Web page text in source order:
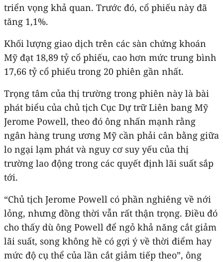
triển vọng khả quan. Trước đó, cổ phiếu này đã
tăng 1,1%.
Khối lượng giao dịch trên các sàn chứng khoán
Mỹ đạt 18,89 tỷ cổ phiếu, cao hơn mức trung bình
17,66 tỷ cổ phiếu trong 20 phiên gần nhất.
Trọng tâm của thị trường trong phiên này là bài
phát biểu của chủ tịch Cục Dự trữ Liên bang Mỹ
Jerome Powell, theo đó ông nhấn mạnh rằng
ngân hàng trung ương Mỹ cần phải cân bằng giữa
lo ngại lạm phát và nguy cơ suy yếu của thị
trường lao động trong các quyết định lãi suất sắp
tới.
“Chủ tịch Jerome Powell có phần nghiêng về nới
lỏng, nhưng đồng thời vẫn rất thận trọng. Điều đó
cho thấy dù ông Powell để ngỏ khả năng cắt giảm
lãi suất, song không hề có gợi ý về thời điểm hay
mức độ cụ thể của lần cắt giảm tiếp theo”, ông